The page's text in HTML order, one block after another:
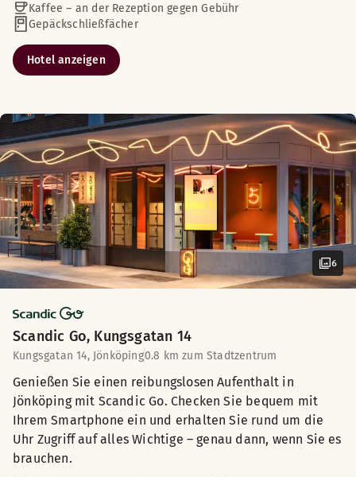
Kaffee – an der Rezeption gegen Gebühr
Gepäckschließfächer
Hotel anzeigen
6
Scandic Go, Kungsgatan 14
Kungsgatan 14, Jönköping0.8 km zum Stadtzentrum
Genießen Sie einen reibungslosen Aufenthalt in
Jönköping mit Scandic Go. Checken Sie bequem mit
Ihrem Smartphone ein und erhalten Sie rund um die
Uhr Zugriff auf alles Wichtige – genau dann, wenn Sie es
brauchen.